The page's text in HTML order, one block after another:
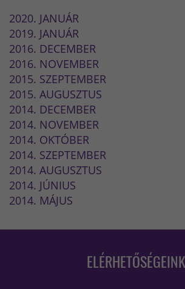
2020. JANUÁR
2019. JANUÁR
2016. DECEMBER
2016. NOVEMBER
2015. SZEPTEMBER
2015. AUGUSZTUS
2014. DECEMBER
2014. NOVEMBER
2014. OKTÓBER
2014. SZEPTEMBER
2014. AUGUSZTUS
2014. JÚNIUS
2014. MÁJUS
ELÉRHETŐSÉGEINK